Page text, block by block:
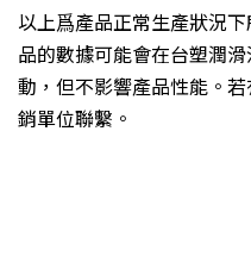
以上爲產品正常生產狀況
品的數據可能會在台塑潤
動，但不影響產品性能。
銷單位聯繫。